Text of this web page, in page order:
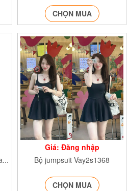
CHỌN MUA
VÁY 2 DÂY BÍ MIX NƠ Vay2daydinhno60429
Giá: Đăng nhập
Bộ jumpsuit Vay2s1368
CHỌN MUA